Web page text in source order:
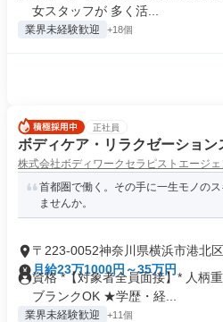
女スタッフが 多く活...
業界未経験歓迎 +18個
正社員
ボディケア・リラクゼーション
株式会社ボディワークセラピストエージェ
首都圏で働く。その手に一生モノの
ませんか。
〒223-0052神奈川県横浜市港北
月給23万1000円～35万円
資格 *【対象者全員面接】* 人柄
ブランクOK ★学歴・経...
業界未経験歓迎 +11個